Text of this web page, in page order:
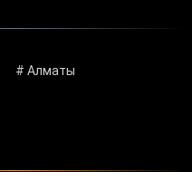
# Алматы